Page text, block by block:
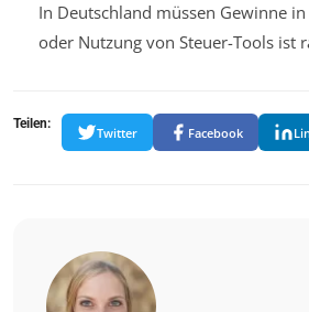
In Deutschland müssen Gewinne
oder Nutzung von Steuer-Tools ist
Teilen:
Twitter Facebook